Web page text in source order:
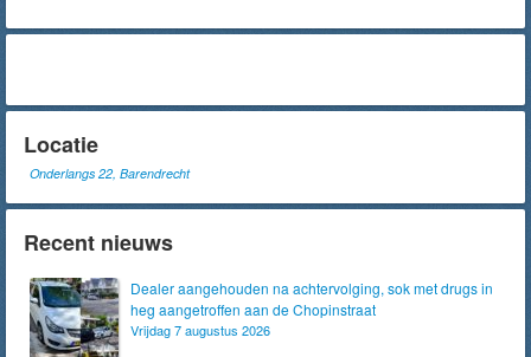
Locatie
Onderlangs 22, Barendrecht
Recent nieuws
Dealer aangehouden na achtervolging, sok met drugs in
heg aangetroffen aan de Chopinstraat
Vrijdag 7 augustus 2026